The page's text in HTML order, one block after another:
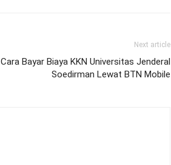
Next article
Cara Bayar Biaya KKN Universitas Jenderal
Soedirman Lewat BTN Mobile